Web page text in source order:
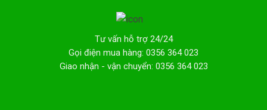
Tư vấn hỗ trợ 24/24
Gọi điện mua hàng: 0356 364 023
Giao nhận - vận chuyển: 0356 364 023